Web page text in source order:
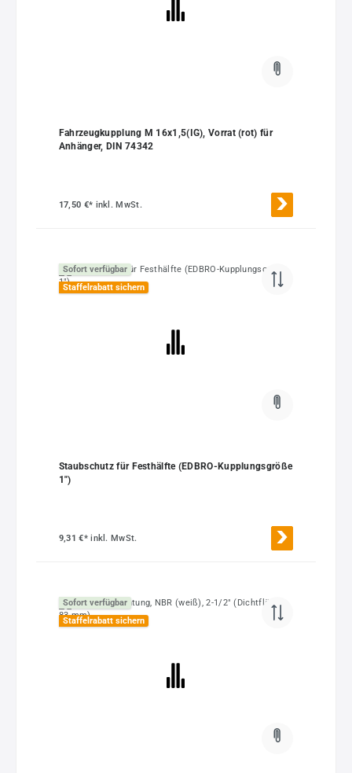
Fahrzeugkupplung M 16x1,5(IG), Vorrat (rot) für
Anhänger, DIN 74342
17,50 €* inkl. MwSt.
Sofort verfügbar
Staffelrabatt sichern
Staubschutz für Festhälfte (EDBRO-Kupplungsgröße
1")
9,31 €*inkl. MwSt.
Sofort verfügbar
Staffelrabatt sichern